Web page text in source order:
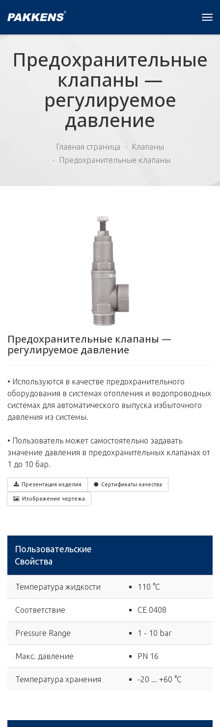
Предохранительные
клапаны —
регулируемое
давление
Главная страница
Клапаны
Предохранительные клапаны
Предохранительные клапаны —
регулируемое давление
• Используются в качестве предохранительного
оборудования в системах отопления и водопроводных
системах для автоматического выпуска избыточного
давления из системы.
• Пользователь может самостоятельно задавать
значение давления в предохранительных клапанах от
1 до 10 бар.
Презентация изделия Сертификаты качества
Изображение чертежа
Пользовательские
Свойства
Температура жидкости 110 °C
Соответствие CE 0408
Pressure Range 1 - 10 bar
Макс. давление PN 16
Температура хранения -20 ... +60 °C